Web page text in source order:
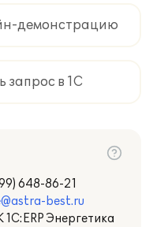
демонстрацию
запрос в 1С
648-86-21
best.ru
Энергетика